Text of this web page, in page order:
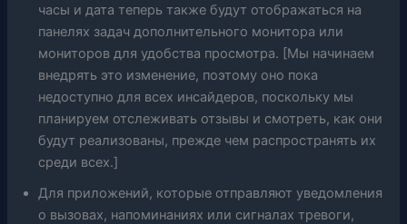
часы и дата теперь также будут отображаться на
панелях задач дополнительного монитора или
мониторов для удобства просмотра. [Мы начинаем
внедрять это изменение, поэтому оно пока
недоступно для всех инсайдеров, поскольку мы
планируем отслеживать отзывы и смотреть, как они
будут реализованы, прежде чем распространять их
среди всех.]
Для приложений, которые отправляют уведомления
о вызовах, напоминаниях или сигналах тревоги,